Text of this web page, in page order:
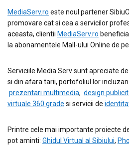
MediaServ.ro este noul partener
promovare cat si cea a servicilor
aceasta, clientii MediaServ.ro
la abonamentele Mall-ului Online de
Serviciile Media Serv sunt apreciate
si din afara tarii, portofoliul lor
prezentari multimedia, design
virtuale 360 grade si servicii de
Printre cele mai importante proiecte
pot aminti: Ghidul Virtual al Sibiului,